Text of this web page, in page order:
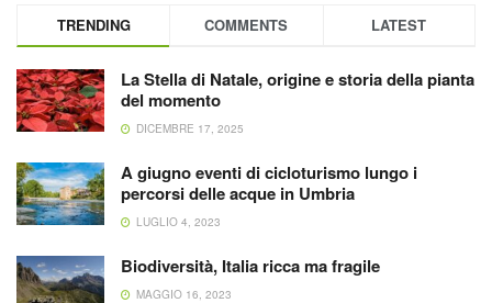
TRENDING COMMENTS LATEST
La Stella di Natale, origine e storia della pianta
del momento
DICEMBRE 17, 2025
A giugno eventi di cicloturismo lungo i
percorsi delle acque in Umbria
LUGLIO 4, 2023
Biodiversità, Italia ricca ma fragile
MAGGIO 16, 2023